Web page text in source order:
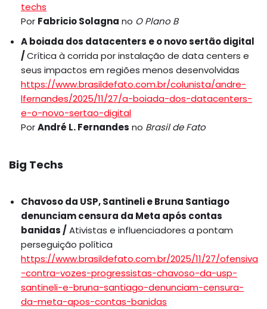
techs
Por Fabricio Solagna no O Plano B
A boiada dos datacenters e o novo sertão digital
/Crítica à corrida por instalação de data centers e
seus impactos em regiões menos desenvolvidas
https://www.brasildefato.com.br/colunista/andre-
lfernandes/2025/11/27/a-boiada-dos-datacenters-
e-o-novo-sertao-digital
PorAndré L. Fernandes no Brasil de Fato
Big Techs
Chavoso da USP, Santineli e Bruna Santiago
denunciam censura da Meta após contas
banidas / Ativistas e influenciadores a pontam
perseguição política
https://www.brasildefato.com.br/2025/11/27/ofensiva
-contra-vozes-progressistas-chavoso-da-usp-
santineli-e-bruna-santiago-denunciam-censura-
da-meta-apos-contas-banidas